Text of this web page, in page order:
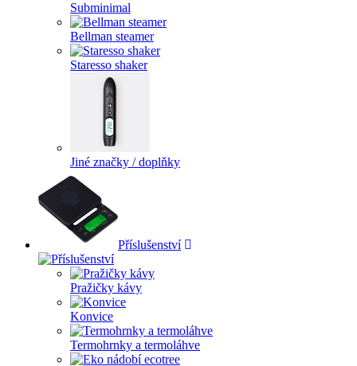
Subminimal
Bellman steamer
Staresso shaker
Jiné značky / doplňky
Příslušenství
Pražičky kávy
Konvice
Termohrnky a termoláhve